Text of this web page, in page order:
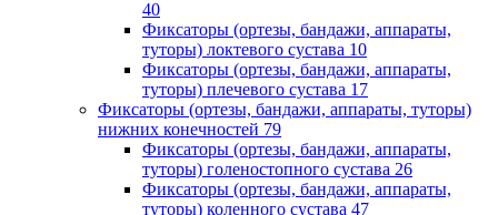
40
Фиксаторы (ортезы, бандажи, аппараты,
туторы) локтевого сустава 10
Фиксаторы (ортезы, бандажи, аппараты,
туторы) плечевого сустава 17
Фиксаторы (ортезы, бандажи, аппараты, туторы)
нижних конечностей 79
Фиксаторы (ортезы, бандажи, аппараты,
туторы) голеностопного сустава 26
Фиксаторы (ортезы, бандажи, аппараты,
туторы) коленного сустава 47